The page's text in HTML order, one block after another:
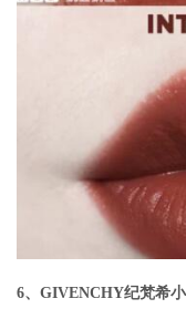
6、GIVENCHY纪梵希